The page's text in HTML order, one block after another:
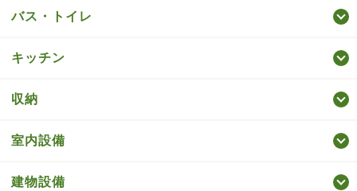
バス・トイレ
キッチン
収納
室内設備
建物設備